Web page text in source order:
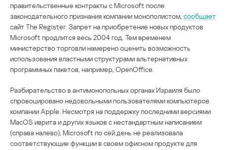
правительственные контракты с Microsoft после
законодательного признания компании монополистом, сообщает
сайт The Register. Запрет на приобретение новых продуктов
Microsoft продлится весь 2004 год. Тем временем
министерство торговли намерено оценить возможность
использования властными структурами альтернативных
программных пакетов, например, OpenOffice.
Разбирательство в антимонопольных органах Израиля было
спровоцировано недовольными пользователями компьютеров
компании Apple. Несмотря на поддержку последними версиями
MacOS иврита и других языков с нестандартным написанием
(справа налево), Microsoft по сей день не реализовала
соответствующие функции в своем офисном продукте для